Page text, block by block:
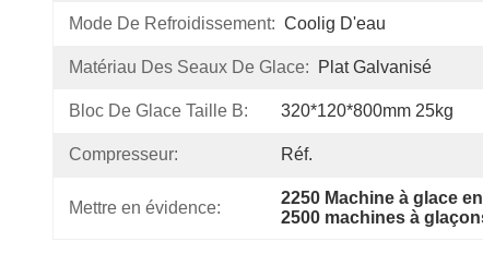
Mode De Refroidissement: Coolig D'eau
Matériau Des Seaux De Glace: Plat Galvanisé
Bloc De Glace Taille B: 320*120*800mm 25kg
Compresseur: Réf.
Mettre en évidence:
2250 Machine à glace
2500 machines à